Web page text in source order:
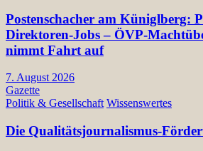
Postenschacher am Küniglberg:
Direktoren-Jobs – ÖVP-
nimmt Fahrt auf
7. August 2026
Gazette
Politik & Gesellschaft Wissenswertes
Die Qualitätsjournalismus-